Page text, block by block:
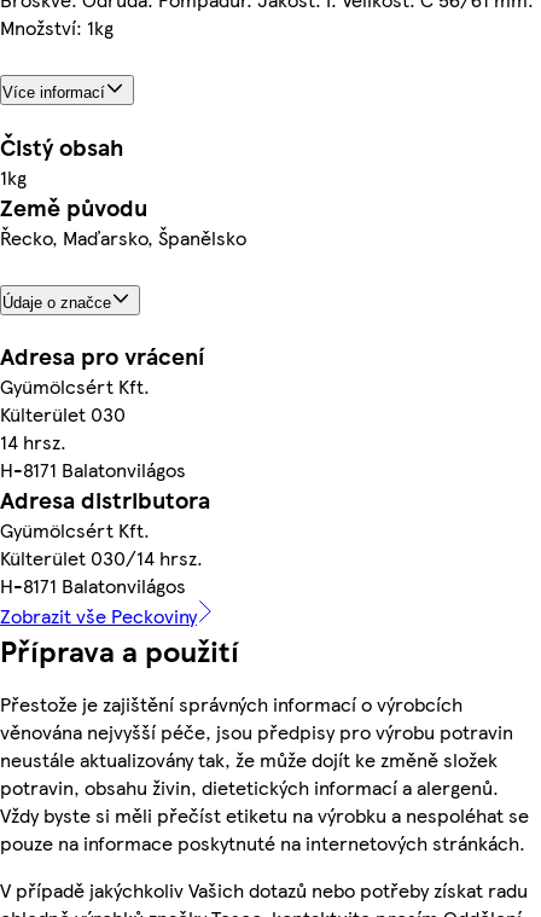
Množství: 1kg
Více informací
Čistý obsah
1kg
Země původu
Řecko, Maďarsko, Španělsko
Údaje o značce
Adresa pro vrácení
Gyümölcsért Kft.
Külterület 030
14 hrsz.
H-8171 Balatonvilágos
Adresa distributora
Gyümölcsért Kft.
Külterület 030/14 hrsz.
H-8171 Balatonvilágos
Zobrazit vše Peckoviny
Příprava a použití
Přestože je zajištění správných informací o výrobcích
věnována nejvyšší péče, jsou předpisy pro výrobu potravin
neustále aktualizovány tak, že může dojít ke změně složek
potravin, obsahu živin, dietetických informací a alergenů.
Vždy byste si měli přečíst etiketu na výrobku a nespoléhat se
pouze na informace poskytnuté na internetových stránkách.
V případě jakýchkoliv Vašich dotazů nebo potřeby získat radu